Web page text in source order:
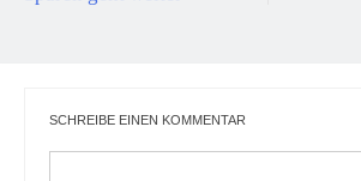
SCHREIBE EINEN KOMMENTAR